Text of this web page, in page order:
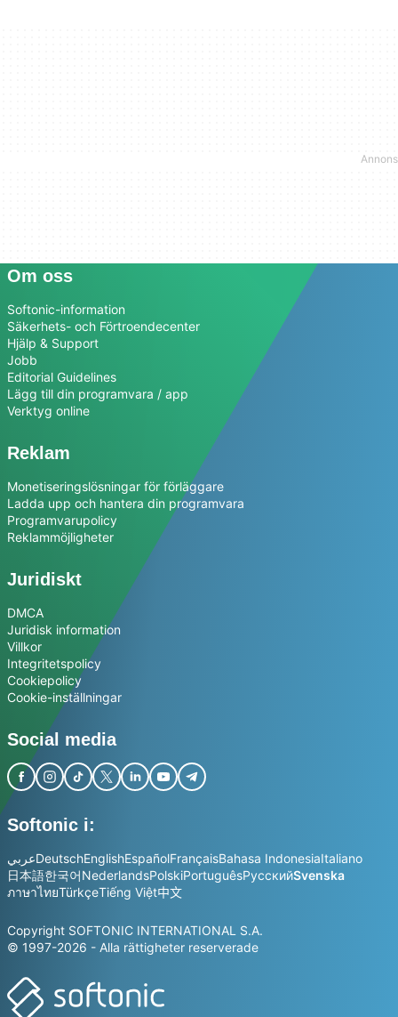
Om oss
Softonic-information
Säkerhets- och Förtroendecenter
Hjälp & Support
Jobb
Editorial Guidelines
Lägg till din programvara / app
Verktyg online
Reklam
Monetiseringslösningar för förläggare
Ladda upp och hantera din programvara
Programvarupolicy
Reklammöjligheter
Juridiskt
DMCA
Juridisk information
Villkor
Integritetspolicy
Cookiepolicy
Cookie-inställningar
Social media
Softonic i:
عربيDeutschEnglishEspañolFrançaisBahasa IndonesiaItaliano
日本語한국어NederlandsPolskiPortuguêsРусскийSvenska
ภาษาไทยTürkçeTiếng Việt中文
Copyright SOFTONIC INTERNATIONAL S.A.
© 1997-2026 - Alla rättigheter reserverade